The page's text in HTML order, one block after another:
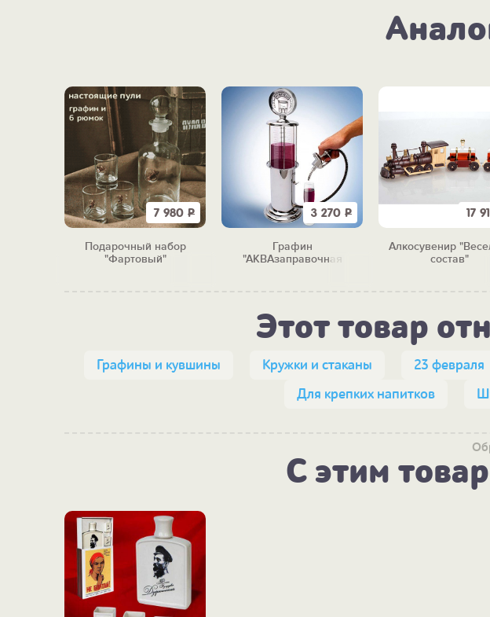
7 980 Р
Подарочный набор
"Фартовый"
3 270 Р
Графин
"АКВАзаправочная
17
Алкосувенир
состав"
Этот товар
Графины и кувшины Кружки и стаканы 23 февраля
Для крепких напитков
С этим